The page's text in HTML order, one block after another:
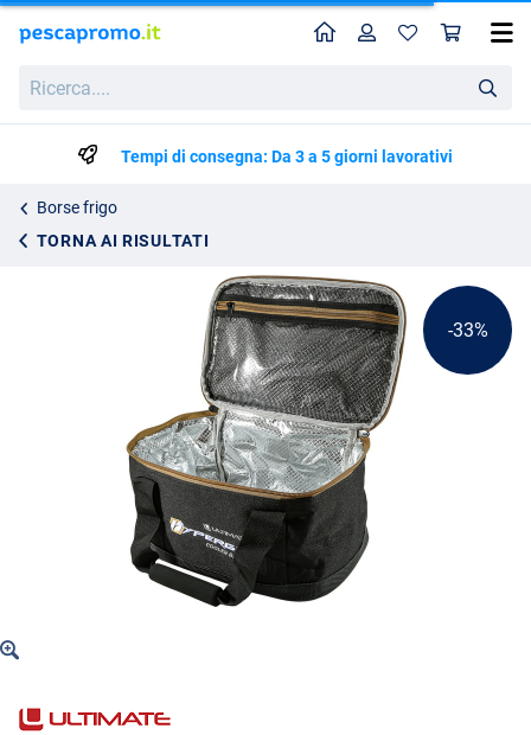
HomeProfilo
Tempi di consegna: Da 3 a 5 giorni lavorativi
Borse frigo
TORNA AI RISULTATI
Borsa Termica Ultimate Hyperga Medium
-33%